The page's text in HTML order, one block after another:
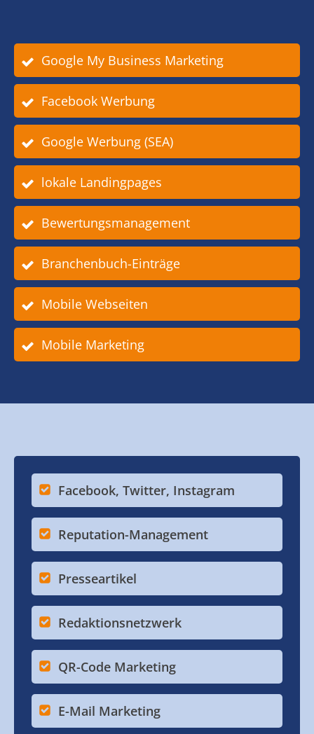
Google My Business Marketing
Facebook Werbung
Google Werbung (SEA)
lokale Landingpages
Bewertungsmanagement
Branchenbuch-Einträge
Mobile Webseiten
Mobile Marketing
Facebook, Twitter, Instagram
Reputation-Management
Presseartikel
Redaktionsnetzwerk
QR-Code Marketing
E-Mail Marketing